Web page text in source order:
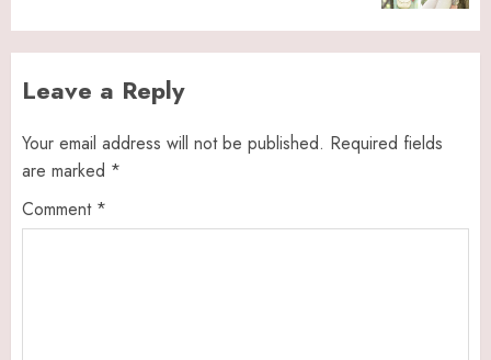
Leave a Reply
Your email address will not be published. Required fields
are marked *
Comment *